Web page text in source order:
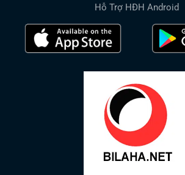
Hỗ Trợ HĐH Android